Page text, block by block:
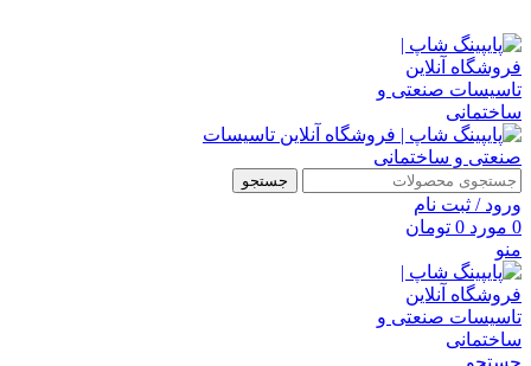
جستجو
ورود / ثبت نام
0 مورد 0 تومان
منو
جستجو